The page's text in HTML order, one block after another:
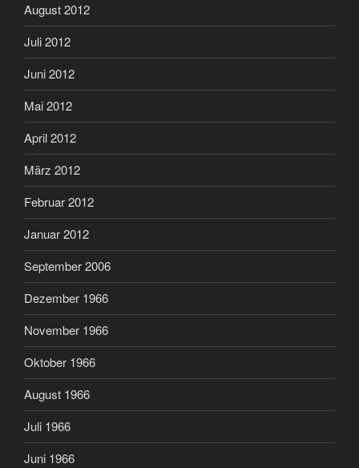
August 2012
Juli 2012
Juni 2012
Mai 2012
April 2012
März 2012
Februar 2012
Januar 2012
September 2006
Dezember 1966
November 1966
Oktober 1966
August 1966
Juli 1966
Juni 1966